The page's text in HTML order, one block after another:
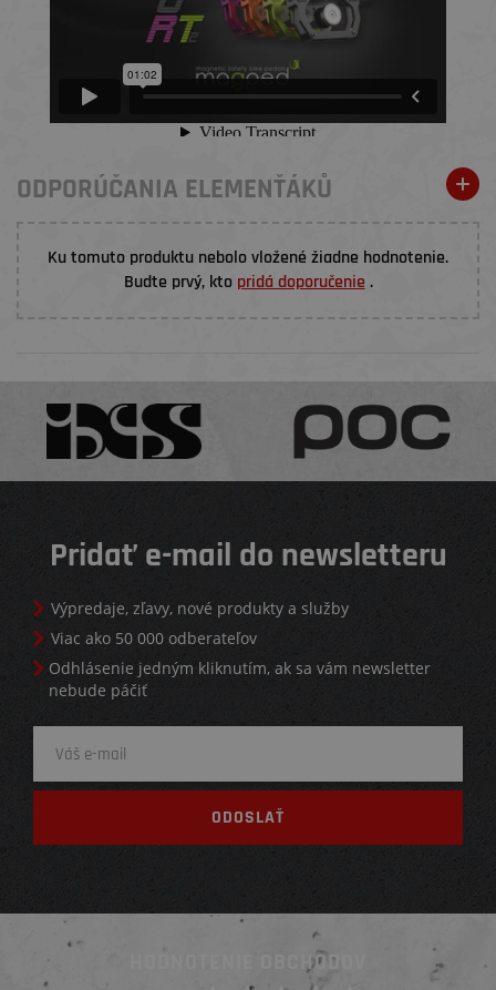
ODPORÚČANIA ELEMENŤÁKŮ
Ku tomuto produktu nebolo vložené žiadne hodnotenie.
Budte prvý, kto pridá doporučenie.
Pridať e-mail do newsletteru
Výpredaje, zľavy, nové produkty a služby
Viac ako 50 000 odberateľov
Odhlásenie jedným kliknutím, ak sa vám newsletter
nebude páčiť
HODNOTENIE OBCHODOV